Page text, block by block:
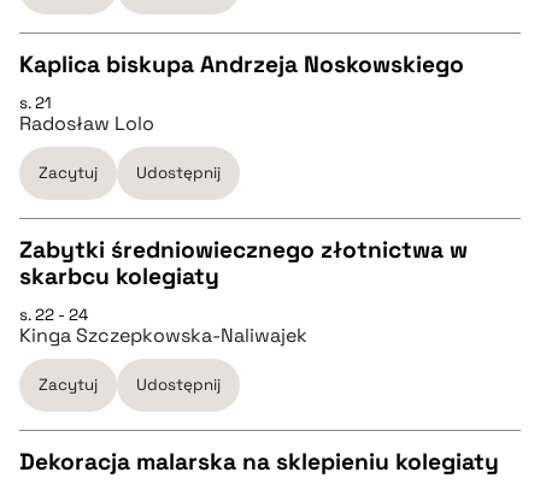
pobierz cytat
CZYSTY TEKST
pobierz cytat
BIBTEX
pobierz cytat
Kaplica biskupa Andrzeja Noskowskiego
s. 21
Radosław Lolo
Zacytuj Udostępnij
CZYSTY TEKST
pobierz cytat
BIBTEX
Zabytki średniowiecznego złotnictwa w
skarbcu kolegiaty
s. 22 - 24
Kinga Szczepkowska-Naliwajek
Zacytuj Udostępnij
Dekoracja malarska na sklepieniu kolegiaty